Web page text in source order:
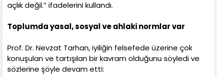
açlık değil.” ifadelerini kullandı.
Toplumda yasal, sosyal ve ahlaki normlar var
Prof. Dr. Nevzat Tarhan, iyiliğin felsefede üzerine çok
konuşulan ve tartışılan bir kavram olduğunu söyledi ve
sözlerine şöyle devam etti: